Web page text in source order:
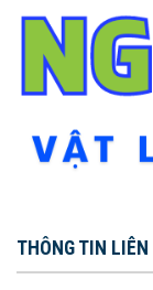
THÔNG TIN LIÊN